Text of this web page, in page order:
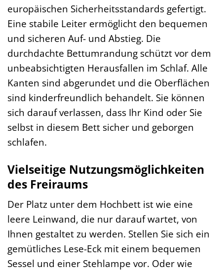
europäischen Sicherheitsstandards gefertigt.
Eine stabile Leiter ermöglicht den bequemen
und sicheren Auf- und Abstieg. Die
durchdachte Bettumrandung schützt vor dem
unbeabsichtigten Herausfallen im Schlaf. Alle
Kanten sind abgerundet und die Oberflächen
sind kinderfreundlich behandelt. Sie können
sich darauf verlassen, dass Ihr Kind oder Sie
selbst in diesem Bett sicher und geborgen
schlafen.
Vielseitige Nutzungsmöglichkeiten
des Freiraums
Der Platz unter dem Hochbett ist wie eine
leere Leinwand, die nur darauf wartet, von
Ihnen gestaltet zu werden. Stellen Sie sich ein
gemütliches Lese-Eck mit einem bequemen
Sessel und einer Stehlampe vor. Oder wie